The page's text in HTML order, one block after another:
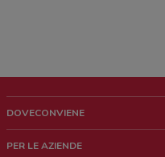
DOVECONVIENE
PER LE AZIENDE